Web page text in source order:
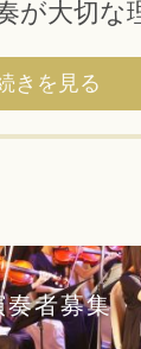
が大切な
きを見る
奏者募集